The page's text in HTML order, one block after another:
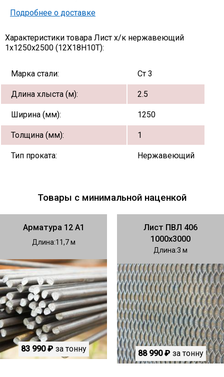
Подробнее о доставке
Характеристики товара Лист х/к нержавеющий
1х1250х2500 (12Х18Н10Т):
Марка стали: Ст 3
Длина хлыста (м): 2.5
Ширина (мм): 1250
Толщина (мм): 1
Тип проката: Нержавеющий
Товары с минимальной наценкой
Арматура 12 А1
Длина 11,7
83 990 ₽ за тонну
Лист ПВЛ 406
1000х3000
Длина 3
88 990 ₽ за тонну